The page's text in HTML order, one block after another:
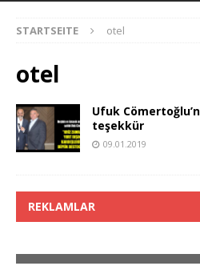
STARTSEITE otel
otel
Ufuk
teşekkür
09.01.2019
REKLAMLAR